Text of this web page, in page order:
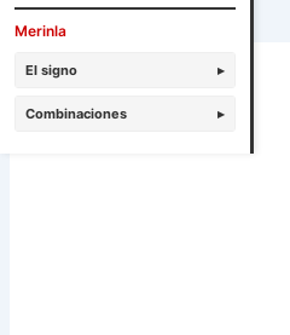
Merinla
El signo ▸
Combinaciones ▸